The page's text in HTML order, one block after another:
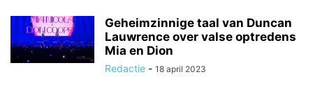
Geheimzinnige taal van Duncan
Lauwrence over valse optredens
Mia en Dion
Redactie - 18 april 2023